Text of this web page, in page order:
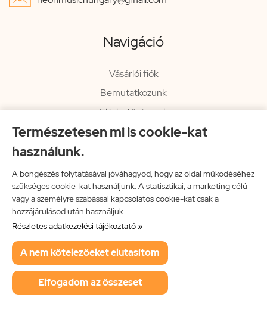
Természetesen mi is cookie-kat
használunk.
A böngészés folytatásával jóváhagyod, hogy az oldal működéséhez
szükséges cookie-kat használjunk. A statisztikai, a marketing célú
vagy a személyre szabással kapcsolatos cookie-kat csak a
hozzájárulásod után használjuk.
Részletes adatkezelési tájékoztató »
A nem kötelezőeket elutasítom
Elfogadom az összeset
Navigáció
Vásárlói fiók
Bemutatkozunk
Elérhetőségeink
Hírlevél
Impresszum
Vissza a főoldalra
Neon Music Hungary Bt.
ÁSZF
Adatkezelési tájékoztató